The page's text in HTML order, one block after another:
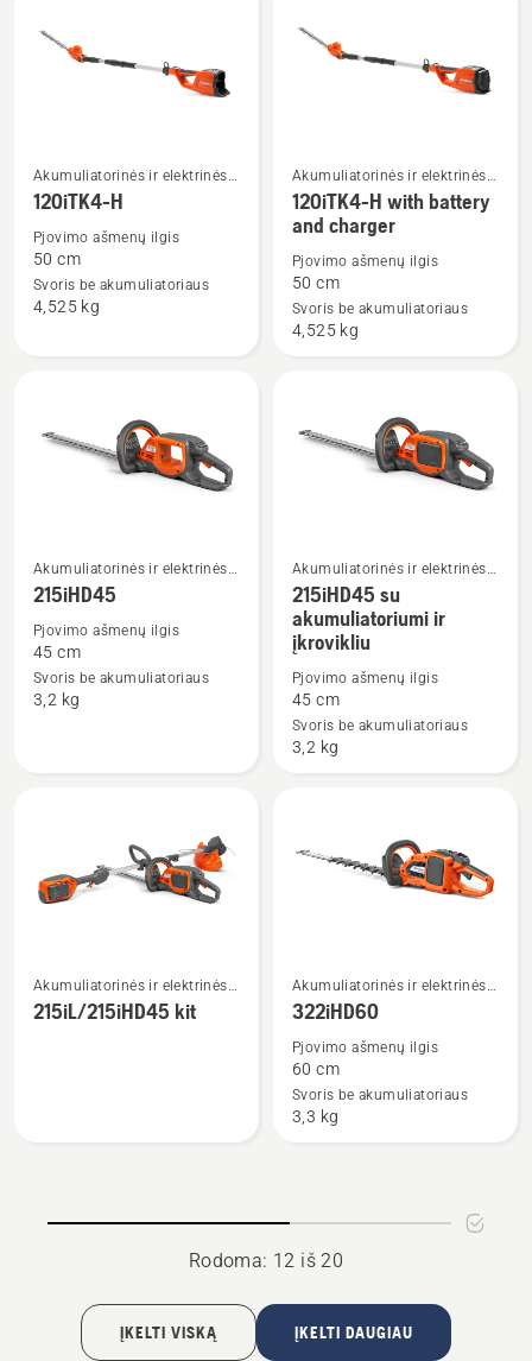
Žiūrėti
daugiau
detalių
apie
120iTK4-
Akumuliatorinės ir elektrinės
gyvatvorių žirklės
120iTK4-H
Pjovimo ašmenų ilgis
50 cm
Svoris be akumuliatoriaus
4,525 kg
Žiūrėti
daugiau
detalių
apie
120iTK4-
charger
Akumuliatorinės ir elektrinės
gyvatvorių žirklės
120iTK4-H with battery
and charger
Pjovimo ašmenų ilgis
50 cm
Svoris be akumuliatoriaus
4,525 kg
Žiūrėti
detalių
apie
215iHD45
Akumuliatorinės ir elektrinės
gyvatvorių žirklės
215iHD45
Pjovimo ašmenų ilgis
45 cm
Svoris be akumuliatoriaus
3,2 kg
Žiūrėti
daugiau
detalių
apie
215iHD45
su
akumuliatoriumi
Akumuliatorinės ir elektrinės
gyvatvorių žirklės
215iHD45 su
akumuliatoriumi ir
įkrovikliu
Pjovimo ašmenų ilgis
45 cm
Svoris be akumuliatoriaus
3,2 kg
Žiūrėti
daugiau
Akumuliatorinės ir elektrinės
gyvatvorių žirklės
215iL/215iHD45 kit
Žiūrėti
daugiau
apie
322iHD60
Akumuliatorinės ir elektrinės
gyvatvorių žirklės
322iHD60
Pjovimo ašmenų ilgis
60 cm
Svoris be akumuliatoriaus
3,3 kg
Rodoma: 12 iš 20
ĮKELTI VISKĄ ĮKELTI DAUGIAU